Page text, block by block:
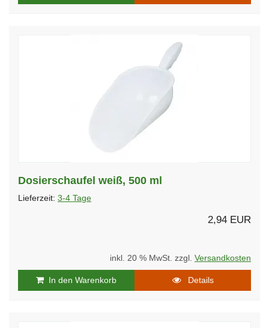
Dosierschaufel weiß, 500 ml
Lieferzeit: 3-4 Tage
2,94 EUR
inkl. 20 % MwSt. zzgl. Versandkosten
In den Warenkorb Details